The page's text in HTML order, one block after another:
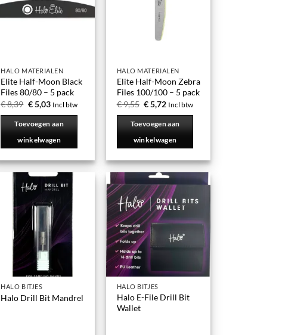
HALO MATERIALEN
Elite Half-Moon Black
Files 80/80 – 5 pack
€8,39 €5,03 Incl btw
Toevoegen aan
winkelwagen
HALO MATERIALEN
Elite Half-Moon Zebra
Files 100/100 – 5 pack
€9,55 €5,72 Incl btw
Toevoegen aan
winkelwagen
HALO BITJES
Halo Drill Bit Mandrel
HALO BITJES
Halo E-File Drill Bit
Wallet